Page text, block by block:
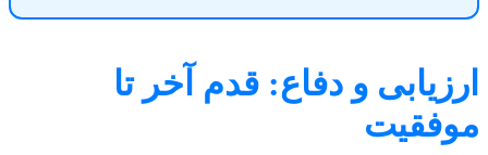
و دفاع: قدم آخر تا